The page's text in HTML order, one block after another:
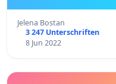
Jelena Bostan
3 247 Unterschriften
8 Jun 2022